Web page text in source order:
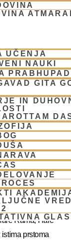
UČENJA
NAUKI
GITA
IN
s palcem in
prvo
Krišna,
Rama, Hare
prstoma